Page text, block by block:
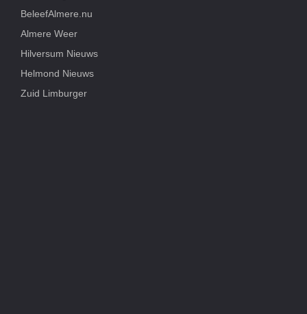
BeleefAlmere.nu
Almere Weer
Hilversum Nieuws
Helmond Nieuws
Zuid Limburger